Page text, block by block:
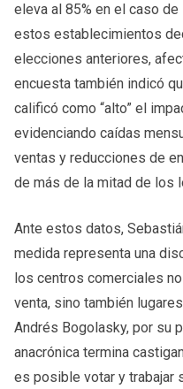
eleva al 85% en el caso
estos establecimientos
elecciones anteriores,
encuesta también indicó
calificó como “alto” el
evidenciando caídas
ventas y reducciones de
de más de la mitad de los
Ante estos datos,
medida representa una
los centros comerciales
venta, sino también
Andrés Bogolasky, por su
anacrónica termina
es posible votar y trabajar